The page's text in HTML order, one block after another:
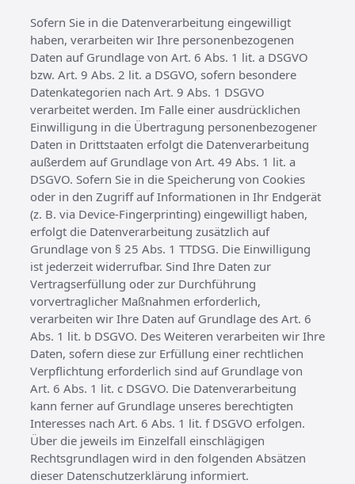
Sofern Sie in die Datenverarbeitung eingewilligt
haben, verarbeiten wir Ihre personenbezogenen
Daten auf Grundlage von Art. 6 Abs. 1 lit. a DSGVO
bzw. Art. 9 Abs. 2 lit. a DSGVO, sofern besondere
Datenkategorien nach Art. 9 Abs. 1 DSGVO
verarbeitet werden. Im Falle einer ausdrücklichen
Einwilligung in die Übertragung personenbezogener
Daten in Drittstaaten erfolgt die Datenverarbeitung
außerdem auf Grundlage von Art. 49 Abs. 1 lit. a
DSGVO. Sofern Sie in die Speicherung von Cookies
oder in den Zugriff auf Informationen in Ihr Endgerät
(z. B. via Device-Fingerprinting) eingewilligt haben,
erfolgt die Datenverarbeitung zusätzlich auf
Grundlage von § 25 Abs. 1 TTDSG. Die Einwilligung
ist jederzeit widerrufbar. Sind Ihre Daten zur
Vertragserfüllung oder zur Durchführung
vorvertraglicher Maßnahmen erforderlich,
verarbeiten wir Ihre Daten auf Grundlage des Art. 6
Abs. 1 lit. b DSGVO. Des Weiteren verarbeiten wir Ihre
Daten, sofern diese zur Erfüllung einer rechtlichen
Verpflichtung erforderlich sind auf Grundlage von
Art. 6 Abs. 1 lit. c DSGVO. Die Datenverarbeitung
kann ferner auf Grundlage unseres berechtigten
Interesses nach Art. 6 Abs. 1 lit. f DSGVO erfolgen.
Über die jeweils im Einzelfall einschlägigen
Rechtsgrundlagen wird in den folgenden Absätzen
dieser Datenschutzerklärung informiert.